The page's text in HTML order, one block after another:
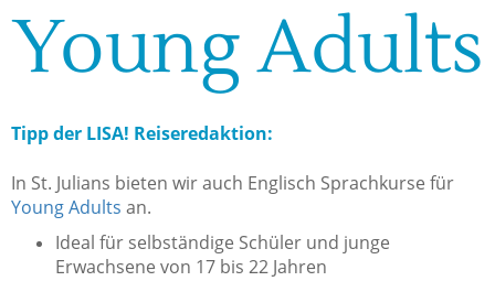
Young Adults
Tipp der LISA! Reiseredaktion:
In St. Julians bieten wir auch Englisch Sprachkurse für
Young Adults an.
Ideal für selbständige Schüler und junge
Erwachsene von 17 bis 22 Jahren